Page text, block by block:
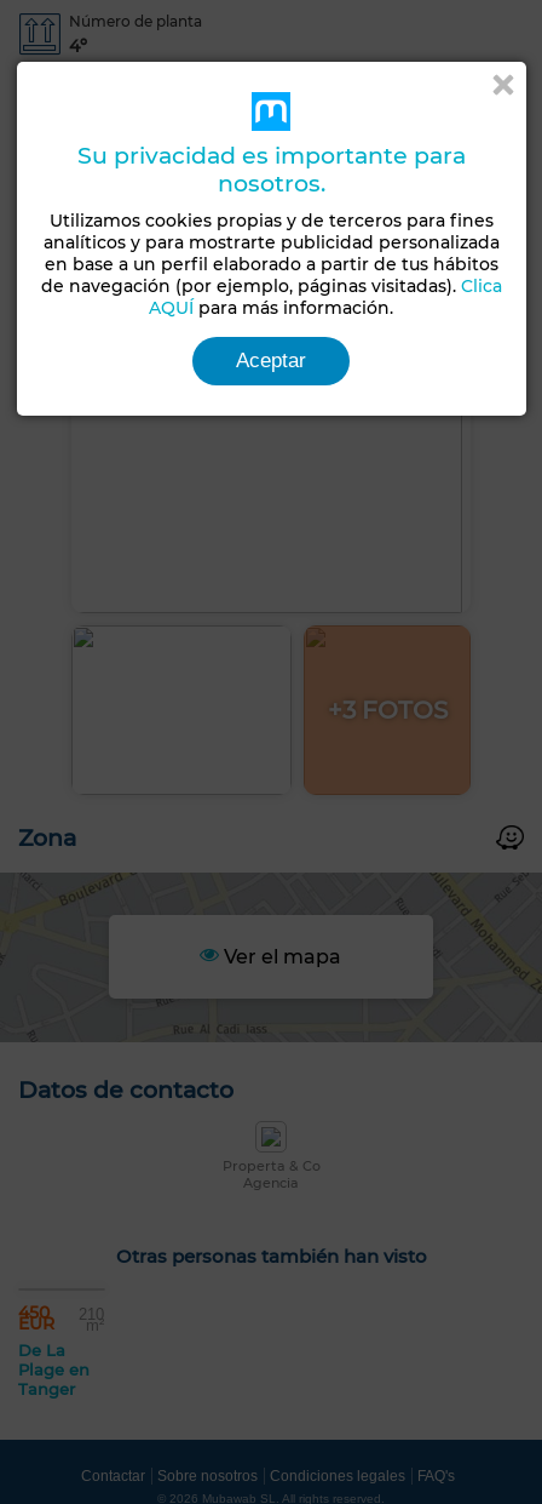
Número de planta
4º
Fachada exterior
Aire acondicionado
Doble acristalamiento Cocina equipada Refrigerador
Ver más fotos
+3 FOTOS
Zona
Ver el mapa
Datos de contacto
Properta & Co
Agencia
Otras personas también han visto
450
EUR 210
m²
De La
Plage en
Tanger
Contactar Sobre nosotros Condiciones legales FAQ's
© 2026 Mubawab SL. All rights reserved.
Su privacidad es importante para
nosotros.
Utilizamos cookies propias y de terceros para fines
analíticos y para mostrarte publicidad personalizada
en base a un perfil elaborado a partir de tus hábitos
de navegación (por ejemplo, páginas visitadas). Clica
AQUÍ para más información.
Aceptar